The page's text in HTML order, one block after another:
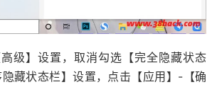
级】设置，取消勾选【完全隐藏状态
藏状态栏】设置，点击【应用】-【确